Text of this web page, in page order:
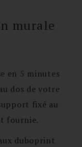
murale
en 5 minutes
dos de votre
fixé au
fournie.
duboprint